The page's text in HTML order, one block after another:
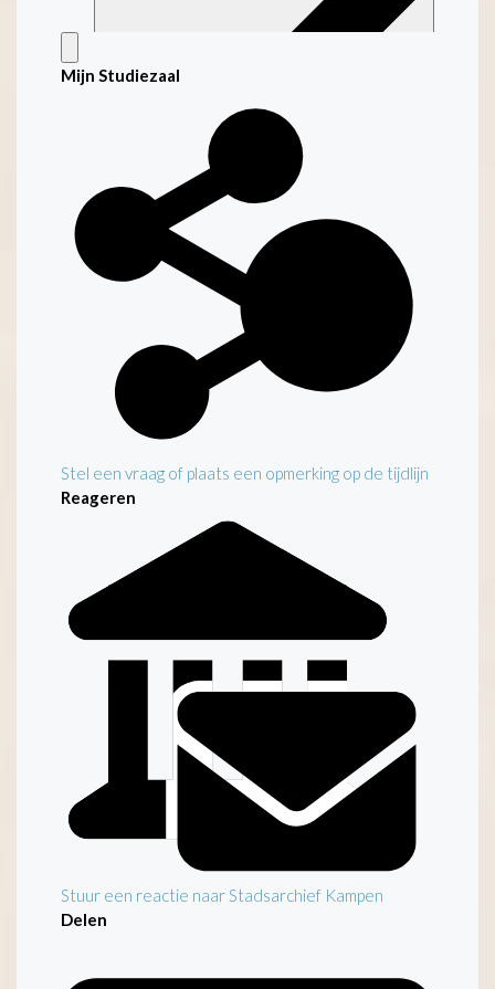
Kenmerken
Inleiding
Mijn Studiezaal
Stel een vraag of plaats een opmerking op de tijdlijn
Reageren
Stuur een reactie naar Stadsarchief Kampen
Delen